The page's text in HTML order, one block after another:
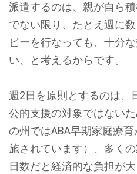
派遣するのは、親が自ら
でない限り、たとえ週に
ピーを行なっても、十分
い、と考えるからです。
週2日を原則とするのは、
公的支援の対象ではない
の州ではABA早期家庭療
施されています）、多く
日数だと経済的な負担が